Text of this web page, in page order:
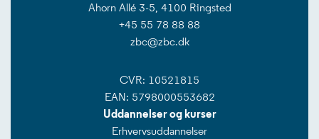
Ahorn Allé 3-5, 4100 Ringsted
+45 55 78 88 88
zbc@zbc.dk
CVR: 10521815
EAN: 5798000553682
Uddannelser og kurser
Erhvervsuddannelser